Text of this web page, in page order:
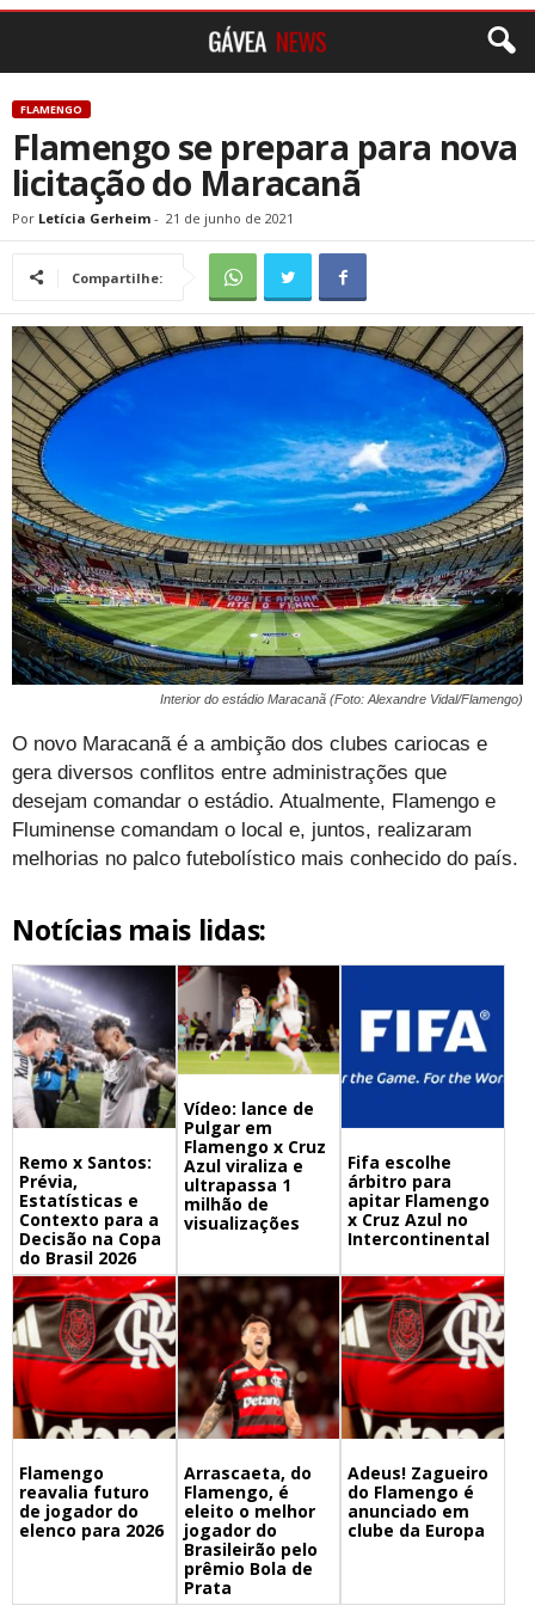
FLAMENGO
Flamengo se prepara para nova
licitação do Maracanã
Por Letícia Gerheim - 21 de junho de 2021
Compartilhe:
Interior do estádio Maracanã (Foto: Alexandre Vidal/Flamengo)
O novo Maracanã é a ambição dos clubes cariocas e
gera diversos conflitos entre administrações que
desejam comandar o estádio. Atualmente, Flamengo e
Fluminense comandam o local e, juntos, realizaram
melhorias no palco futebolístico mais conhecido do país.
Notícias mais lidas:
Remo x Santos:
Prévia,
Estatísticas e
Contexto para a
Decisão na Copa
do Brasil 2026
Vídeo: lance de
Pulgar em
Flamengo x Cruz
Azul viraliza e
ultrapassa 1
milhão de
visualizações
Fifa escolhe
árbitro para
apitar Flamengo
x Cruz Azul no
Intercontinental
Flamengo
reavalia futuro
de jogador do
elenco para 2026
Arrascaeta, do
Flamengo, é
eleito o melhor
jogador do
Brasileirão pelo
prêmio Bola de
Prata
Adeus! Zagueiro
do Flamengo é
anunciado em
clube da Europa